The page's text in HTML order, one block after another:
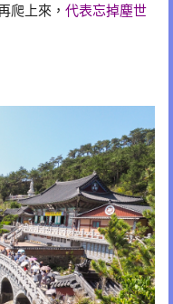
爬上來， 代表忘掉塵世